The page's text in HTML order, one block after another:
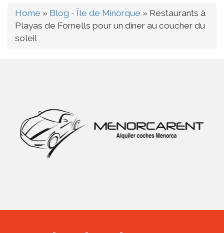
Home » Blog - Île de Minorque » Restaurants à
Playas de Fornells pour un dîner au coucher du
soleil